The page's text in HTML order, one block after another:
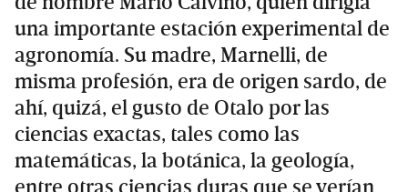
una importante estación experimental de
agronomía. Su madre, Marnelli, de
misma profesión, era de origen sardo, de
ahí, quizá, el gusto de Otalo por las
ciencias exactas, tales como las
matemáticas, la botánica, la geología,